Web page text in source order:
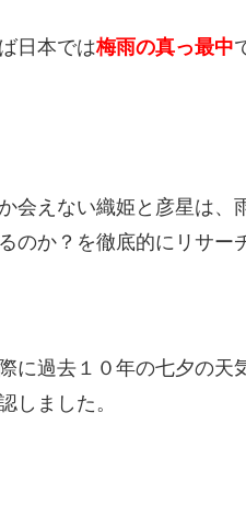
日本では梅雨の真っ最中
会えない織姫と彦星は、
のか？を徹底的にリサー
に過去１０年の七夕の天
しました。